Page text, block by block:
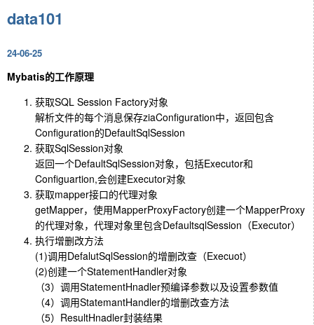
data101
24-06-25
Mybatis的工作原理
获取SQL Session Factory对象
解析文件的每个消息保存ziaConfiguration中，返回包含
Configuration的DefaultSqlSession
获取SqlSession对象
返回一个DefaultSqlSession对象，包括Executor和
Configuartion,会创建Executor对象
获取mapper接口的代理对象
getMapper，使用MapperProxyFactory创建一个MapperProxy
的代理对象，代理对象里包含DefaultsqlSession（Executor）
执行增删改方法
(1)调用DefalutSqlSession的增删改查（Execuot）
(2)创建一个StatementHandler对象
（3）调用StatementHnadler预编译参数以及设置参数值
（4）调用StatemantHandler的增删改查方法
（5）ResultHnadler封装结果